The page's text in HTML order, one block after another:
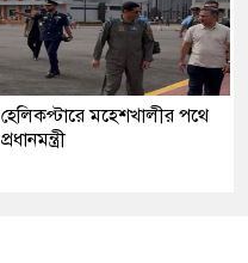
হেলিকপ্টারে মহেশখালীর পথে
প্রধানমন্ত্রী